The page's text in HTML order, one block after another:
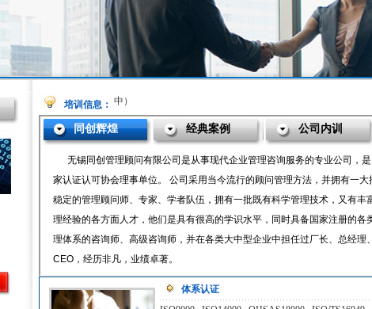
培训信息：
2016年6月ISO14001：2015内审员培训班回执表
（火热咨询中...)
2016年6月ISO9001：2015内审员培训班（火热咨询
中）
2016年6月ISO18001内审员培训班（火热咨询中）
2014年9月26日6S现场管理培训班（火热咨询中）
2014年9月19-20日OHSAS18001：2011内部审核员
培训班的通知（
2014年9月12-13日ISO 14001：2004内审员培训班通
知（火热咨询
2014年8月ISO9001：2008内部审核员培训班（火热
2014年7月28-30日ISO/TS16949：2009内审员培训班
（火热咨询
2014年8月ISO 14001：2004内审员培训班通知
8月ISO/TS16949：2009内审员培训班(火热咨询中...)
体系认证